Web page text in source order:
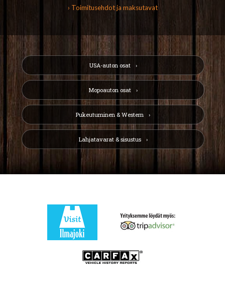
› Toimitusehdot ja maksutavat
USA-auton osat
Mopoauton osat
Pukeutuminen & Western
Lahjatavarat & sisustus